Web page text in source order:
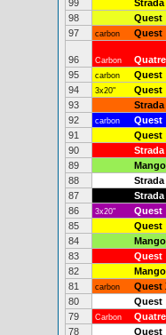
99
Strada
98
Quest
97
carbon Quest
96 Carbon
95
carbon Quest
94
3x20" Quest
93
Strada
92
carbon Quest
91
Quest
90
Strada
89
Mango
88
Strada
87
Strada
86
3x20" Quest
85
Quest
84
Mango
83
Quest
82
Mango
81
carbon Quest
80
Quest
79
Carbon
78
Quest